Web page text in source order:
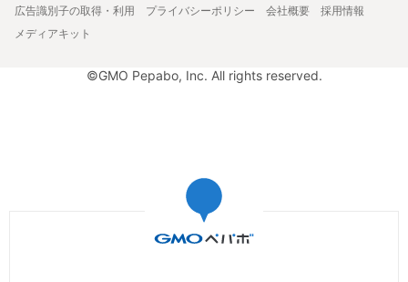
広告識別子の取得・利用
プライバシーポリシー 会社概要
採用情報
メディアキット
©GMO Pepabo, Inc. All rights reserved.